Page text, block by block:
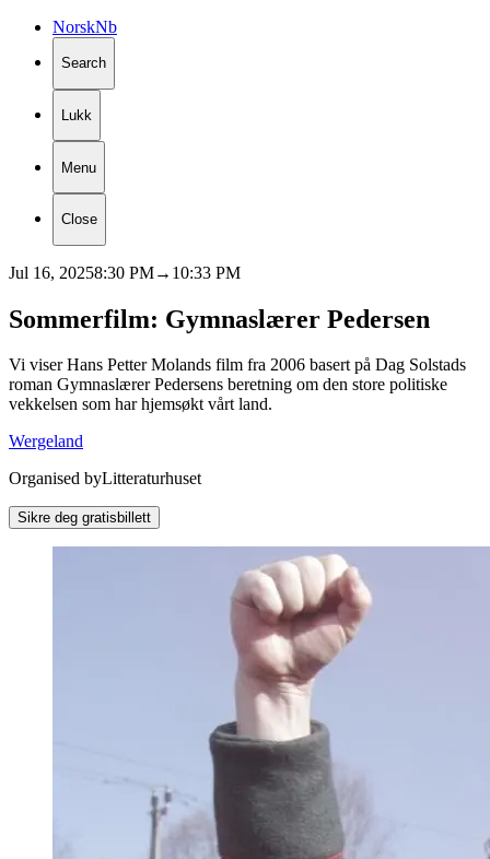
NorskNb
Search
Lukk
Menu
Close
Jul 16, 20258:30 PM→ 10:33 PM
Sommerfilm: Gymnaslærer Pedersen
Vi viser Hans Petter Molands film fra 2006 basert på Dag Solstads
roman Gymnaslærer Pedersens beretning om den store politiske
vekkelsen som har hjemsøkt vårt land.
Wergeland
Organised byLitteraturhuset
Sikre deg gratisbillett